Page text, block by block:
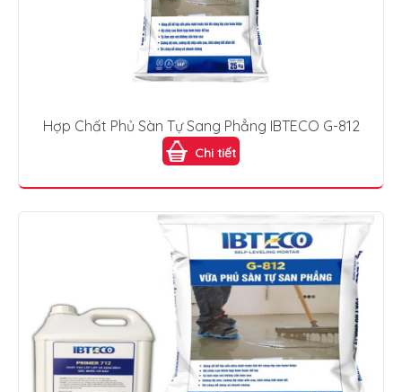
Hợp Chất Phủ Sàn Tự Sang Phẳng IBTECO G-812
Chi tiết